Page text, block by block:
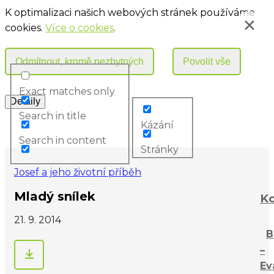
K optimalizaci našich webových stránek používáme
cookies. Více o cookies.
Josef a jeho životní příběh
Mladý snílek
21. 9. 2014
–
Exact matches only
Search in title
Search in content
Kázání
Stránky